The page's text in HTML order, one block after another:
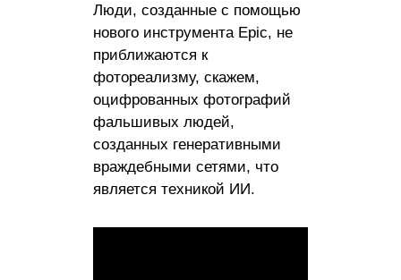
Люди, созданные с помощью
нового инструмента Epic, не
приближаются к
фотореализму, скажем,
оцифрованных фотографий
фальшивых людей,
созданных генеративными
враждебными сетями, что
является техникой ИИ.